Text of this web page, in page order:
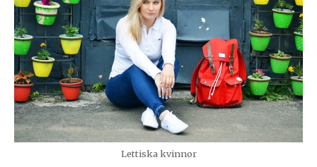
Lettiska kvinnor